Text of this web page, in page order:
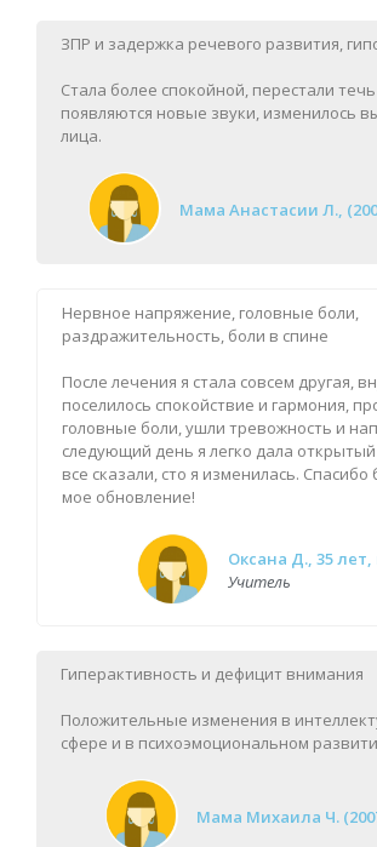
ЗПР и задержка речевого развития,
Стала более спокойной, перестали
появляются новые звуки, изменилось
лица.
Мама Анастасии Л.,
Нервное напряжение, головные боли,
раздражительность, боли в спине
После лечения я стала совсем другая,
поселилось спокойствие и гармония,
головные боли, ушли тревожность и
следующий день я легко дала
все сказали, сто я изменилась.
мое обновление!
Оксана Д., 35
Учитель
Гиперактивность и дефицит внимания
Положительные изменения в
сфере и в психоэмоциональном
Мама Михаила Ч.